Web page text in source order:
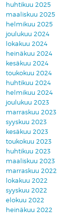
huhtikuu 2025
maaliskuu 2025
helmikuu 2025
joulukuu 2024
lokakuu 2024
heinäkuu 2024
kesäkuu 2024
toukokuu 2024
huhtikuu 2024
helmikuu 2024
joulukuu 2023
marraskuu 2023
syyskuu 2023
kesäkuu 2023
toukokuu 2023
huhtikuu 2023
maaliskuu 2023
marraskuu 2022
lokakuu 2022
syyskuu 2022
elokuu 2022
heinäkuu 2022